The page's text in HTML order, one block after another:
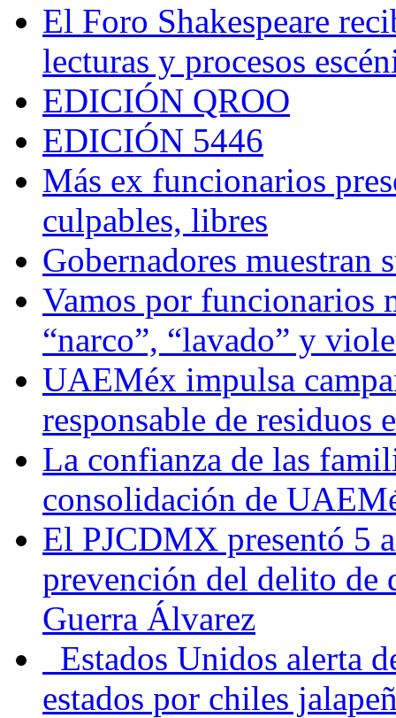
El Foro Shakespeare
lecturas y procesos
EDICIÓN QROO
EDICIÓN 5446
Más ex funcionarios
culpables, libres
Gobernadores muestran
Vamos por funcionarios
“narco”, “lavado” y
UAEMéx impulsa
responsable de residuos
La confianza de las
consolidación de
El PJCDMX presentó 5
prevención del delito de
Guerra Álvarez
Estados Unidos alerta
estados por chiles